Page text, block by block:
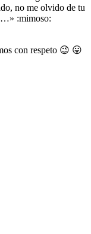
no me olvido de tu
:mimoso:
con respeto 😉 😛